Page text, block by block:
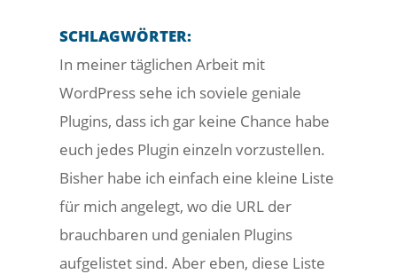
SCHLAGWÖRTER:
In meiner täglichen Arbeit mit
WordPress sehe ich soviele geniale
Plugins, dass ich gar keine Chance habe
euch jedes Plugin einzeln vorzustellen.
Bisher habe ich einfach eine kleine Liste
für mich angelegt, wo die URL der
brauchbaren und genialen Plugins
aufgelistet sind. Aber eben, diese Liste